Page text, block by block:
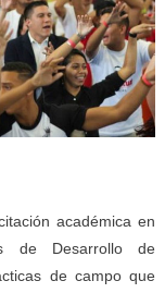
académica en
de Desarrollo de
de campo que